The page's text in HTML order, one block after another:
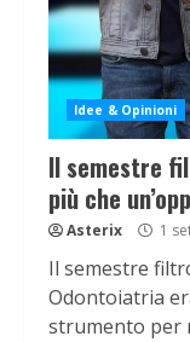
Idee & Opinioni
Il semestre
più che
Asterix 1
Il semestre
Odontoiatria
strumento per